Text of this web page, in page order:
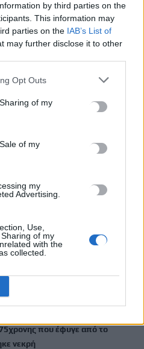
by third parties on the
This information may
parties on the IAB’s List of
may further disclose it to other
Opt Outs
of my
of my
my
Advertising.
Use,
of my
with the
collected.
ΕΠΌΜΕΝΟ
Φοιτητής
δρόμο ό,τι
και ζητεί να
ψυχολόγο
το
ΣΤΗΝ GOOGLE
στην Κρήτη – Έως τους 36 ο
που έφυγε από το
νεκρή